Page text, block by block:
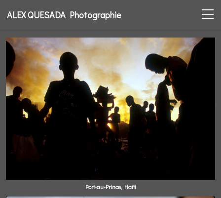
ALEX QUESADA Photographie
Port-au-Prince, Haïti